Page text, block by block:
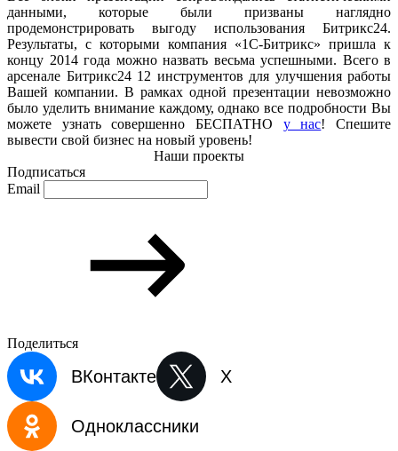
данными, которые были призваны наглядно
продемонстрировать выгоду использования Битрикс24.
Результаты, с которыми компания «1С-Битрикс» пришла к
концу 2014 года можно назвать весьма успешными. Всего в
арсенале Битрикс24 12 инструментов для улучшения работы
Вашей компании. В рамках одной презентации невозможно
было уделить внимание каждому, однако все подробности Вы
можете узнать совершенно БЕСПАТНО у нас! Спешите
вывести свой бизнес на новый уровень!
Наши проекты
Подписаться
Email
Поделиться
ВКонтакте X
Одноклассники